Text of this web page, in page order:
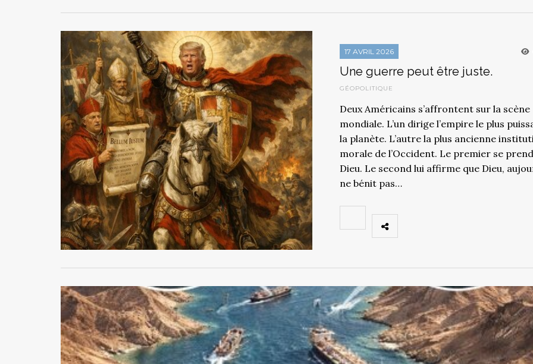
17 AVRIL 2026
Une guerre peut être juste.
GÉOPOLITIQUE
Deux Américains s’affrontent sur la scène
mondiale. L’un dirige l’empire le plus
la planète. L’autre la plus ancienne
morale de l’Occident. Le premier se
Dieu. Le second lui affirme que Dieu,
ne bénit pas…